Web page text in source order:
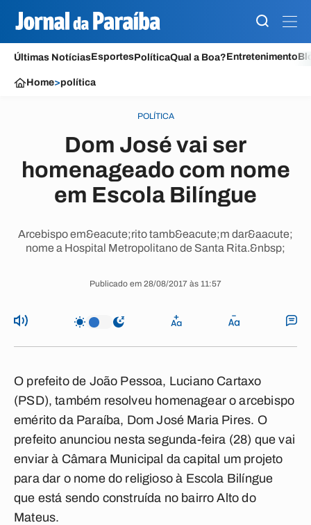
Últimas NotíciasEsportesPolíticaQual a Boa?Entretenimento
Home>política
POLÍTICA
Dom José vai ser
homenageado com nome
em Escola Bilíngue
Arcebispo em&eacute;rito tamb&eacute;m dar&aacute;
nome a Hospital Metropolitano de Santa Rita.&nbsp;
Publicado em 28/08/2017 às 11:57
O prefeito de João Pessoa, Luciano Cartaxo
(PSD), também resolveu homenagear o arcebispo
emérito da Paraíba, Dom José Maria Pires. O
prefeito anunciou nesta segunda-feira (28) que vai
enviar à Câmara Municipal da capital um projeto
para dar o nome do religioso à Escola Bilíngue
que está sendo construída no bairroAlto do
Mateus.